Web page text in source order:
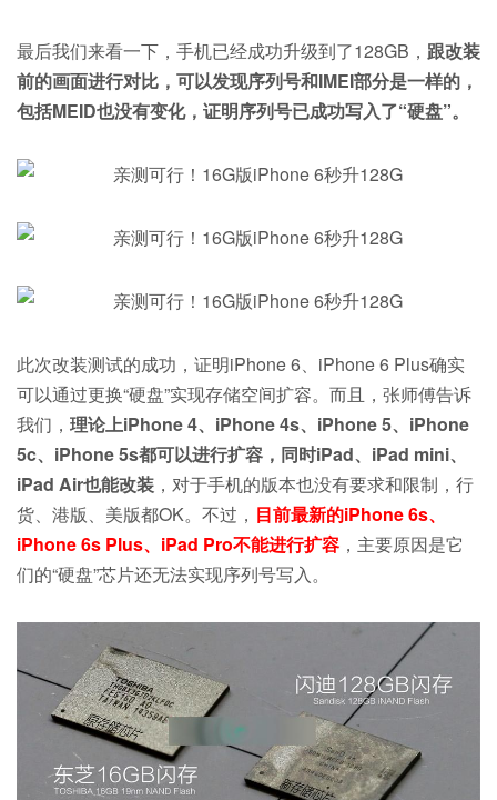
最后我们来看一下，手机已经成功升级到了128GB， 跟改装
前的画面进行对比，可以发现序列号和IMEI部分是一样的，
包括MEID也没有变化，证明序列号已成功写入了“硬盘”。
此次改装测试的成功，证明iPhone 6、iPhone 6 Plus确实
可以通过更换“硬盘”实现存储空间扩容。而且，张师傅告诉
我们， 理论上iPhone 4、iPhone 4s、iPhone 5、iPhone
5c、iPhone 5s都可以进行扩容，同时iPad、iPad mini、
iPad Air也能改装 ，对于手机的版本也没有要求和限制，行
货、港版、美版都OK。不过， 目前最新的iPhone 6s、
iPhone 6s Plus、iPad Pro不能进行扩容 ，主要原因是它
们的“硬盘”芯片还无法实现序列号写入。